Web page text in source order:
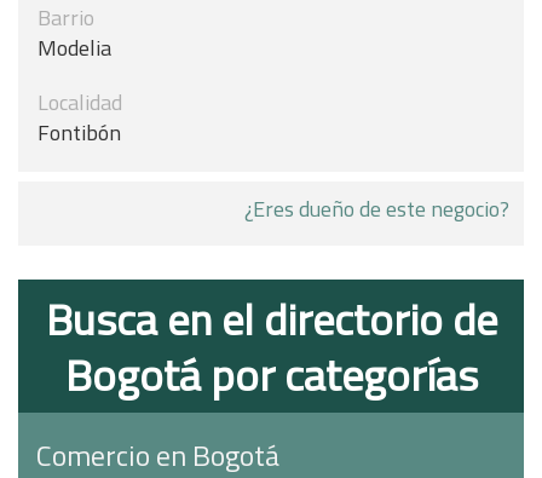
Barrio
Modelia
Localidad
Fontibón
¿Eres dueño de este negocio?
Busca en el directorio de
Bogotá por categorías
Comercio en Bogotá